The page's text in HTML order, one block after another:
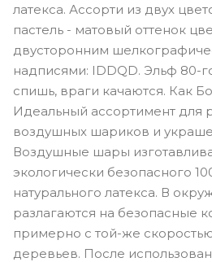
латекса. Ассорти из двух
пастель - матовый оттенок
двусторонним
надписями: IDDQD. Эльф 80-
спишь, враги качаются. Как
Идеальный ассортимент для
воздушных шариков и
Воздушные шары
экологически безопасного
натурального латекса. В
разлагаются на безопасные
примерно с той-же
деревьев. После